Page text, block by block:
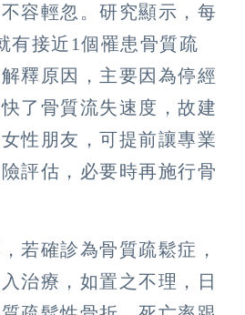
不容輕忽。研究顯示，每
有接近1個罹患骨質疏
釋原因，主要因為停經
了骨質流失速度，故建
性朋友，可提前讓專業
評估，必要時再施行骨
若確診為骨質疏鬆症，
治療，如置之不理，日